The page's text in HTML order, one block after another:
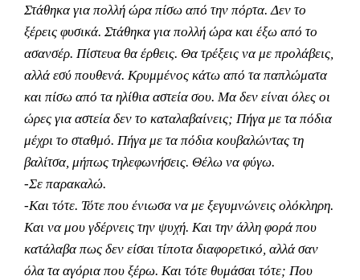
Στάθηκα για πολλή ώρα πίσω από την πόρτα. Δεν το
ξέρεις φυσικά. Στάθηκα για πολλή ώρα και έξω από το
ασανσέρ. Πίστευα θα έρθεις. Θα τρέξεις να με προλάβεις,
αλλά εσύ πουθενά. Κρυμμένος κάτω από τα παπλώματα
και πίσω από τα ηλίθια αστεία σου. Μα δεν είναι όλες οι
ώρες για αστεία δεν το καταλαβαίνεις; Πήγα με τα πόδια
μέχρι το σταθμό. Πήγα με τα πόδια κουβαλώντας τη
βαλίτσα, μήπως τηλεφωνήσεις. Θέλω να φύγω.
-Σε παρακαλώ.
-Και τότε. Τότε που ένιωσα να με ξεγυμνώνεις ολόκληρη.
Και να μου γδέρνεις την ψυχή. Και την άλλη φορά που
κατάλαβα πως δεν είσαι τίποτα διαφορετικό, αλλά σαν
όλα τα αγόρια που ξέρω. Και τότε θυμάσαι τότε; Που